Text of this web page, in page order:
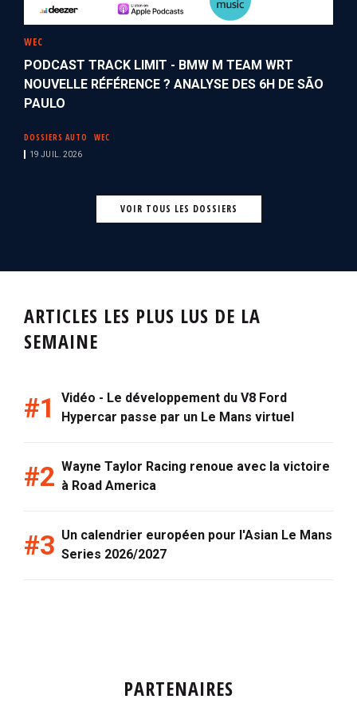
WEC
PODCAST TRACK LIMIT - BMW M TEAM WRT
NOUVELLE RÉFÉRENCE ? ANALYSE DES 6H DE SÃO
PAULO
DOSSIERS AUTO WEC
19 JUIL. 2026
VOIR TOUS LES DOSSIERS
ARTICLES LES PLUS LUS DE LA
SEMAINE
Vidéo - Le développement du V8 Ford
Hypercar passe par un Le Mans virtuel
Wayne Taylor Racing renoue avec la victoire
à Road America
Un calendrier européen pour l'Asian Le Mans
Series 2026/2027
PARTENAIRES